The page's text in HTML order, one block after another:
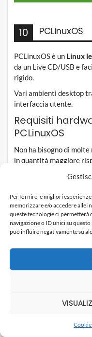
Per fornire le migliori
memorizzare e/o accedere alle
queste tecnologie ci
navigazione o ID unici su
può influire negativamente su
10 PCLinuxOS
PCLinuxOS è un Linux
da un Live CD/USB e
rigido.
Vari ambienti desktop
interfaccia utente.
Requisiti
PCLinuxOS
Non ha bisogno di
in quantità maggiore
Qualsiasi
12 GB di spazio
Dati e
Quattro parole per
Puoi installare
LXDE o PCOS
È disponibile una
Installabile
l’ambiente